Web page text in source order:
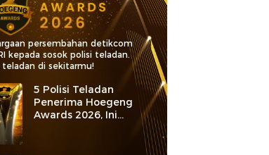
persembahan detikcom
kepada sosok polisi teladan.
teladan di sekitarmu!
5 Polisi Teladan
Penerima Hoegeng
Awards 2026, Ini
Kategori dan Kiprahnya